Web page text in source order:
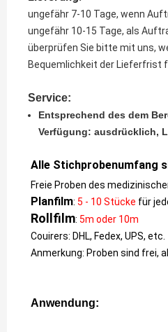
ungefähr 7-10 Tage, wenn
ungefähr 10-15 Tage, als
überprüfen Sie bitte mit uns,
Bequemlichkeit der Lieferfrist
Service:
Entsprechend des dem
Verfügung: ausdrücklich,
Alle Stichprobenumfang
Freie Proben des
Planfilm: 5 - 10 Stücke für
Rollfilm: 5m oder 10m
Couirers: DHL, Fedex, UPS, etc.
Anmerkung: Proben sind frei,
Anwendung: